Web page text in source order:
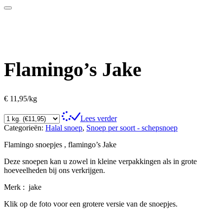
Flamingo’s Jake
€ 11,95/kg
Lees verder
Categorieën: Halal snoep, Snoep per soort - schepsnoep
Flamingo snoepjes , flamingo’s Jake
Deze snoepen kan u zowel in kleine verpakkingen als in grote
hoeveelheden bij ons verkrijgen.
Merk : jake
Klik op de foto voor een grotere versie van de snoepjes.